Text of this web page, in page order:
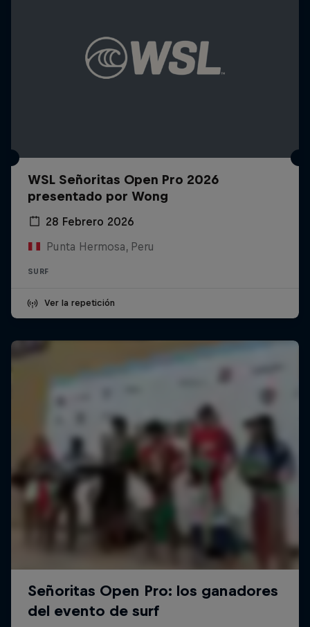
WSL Señoritas Open Pro 2026
presentado por Wong
28 Febrero 2026
Punta Hermosa, Peru
SURF
Ver la repetición